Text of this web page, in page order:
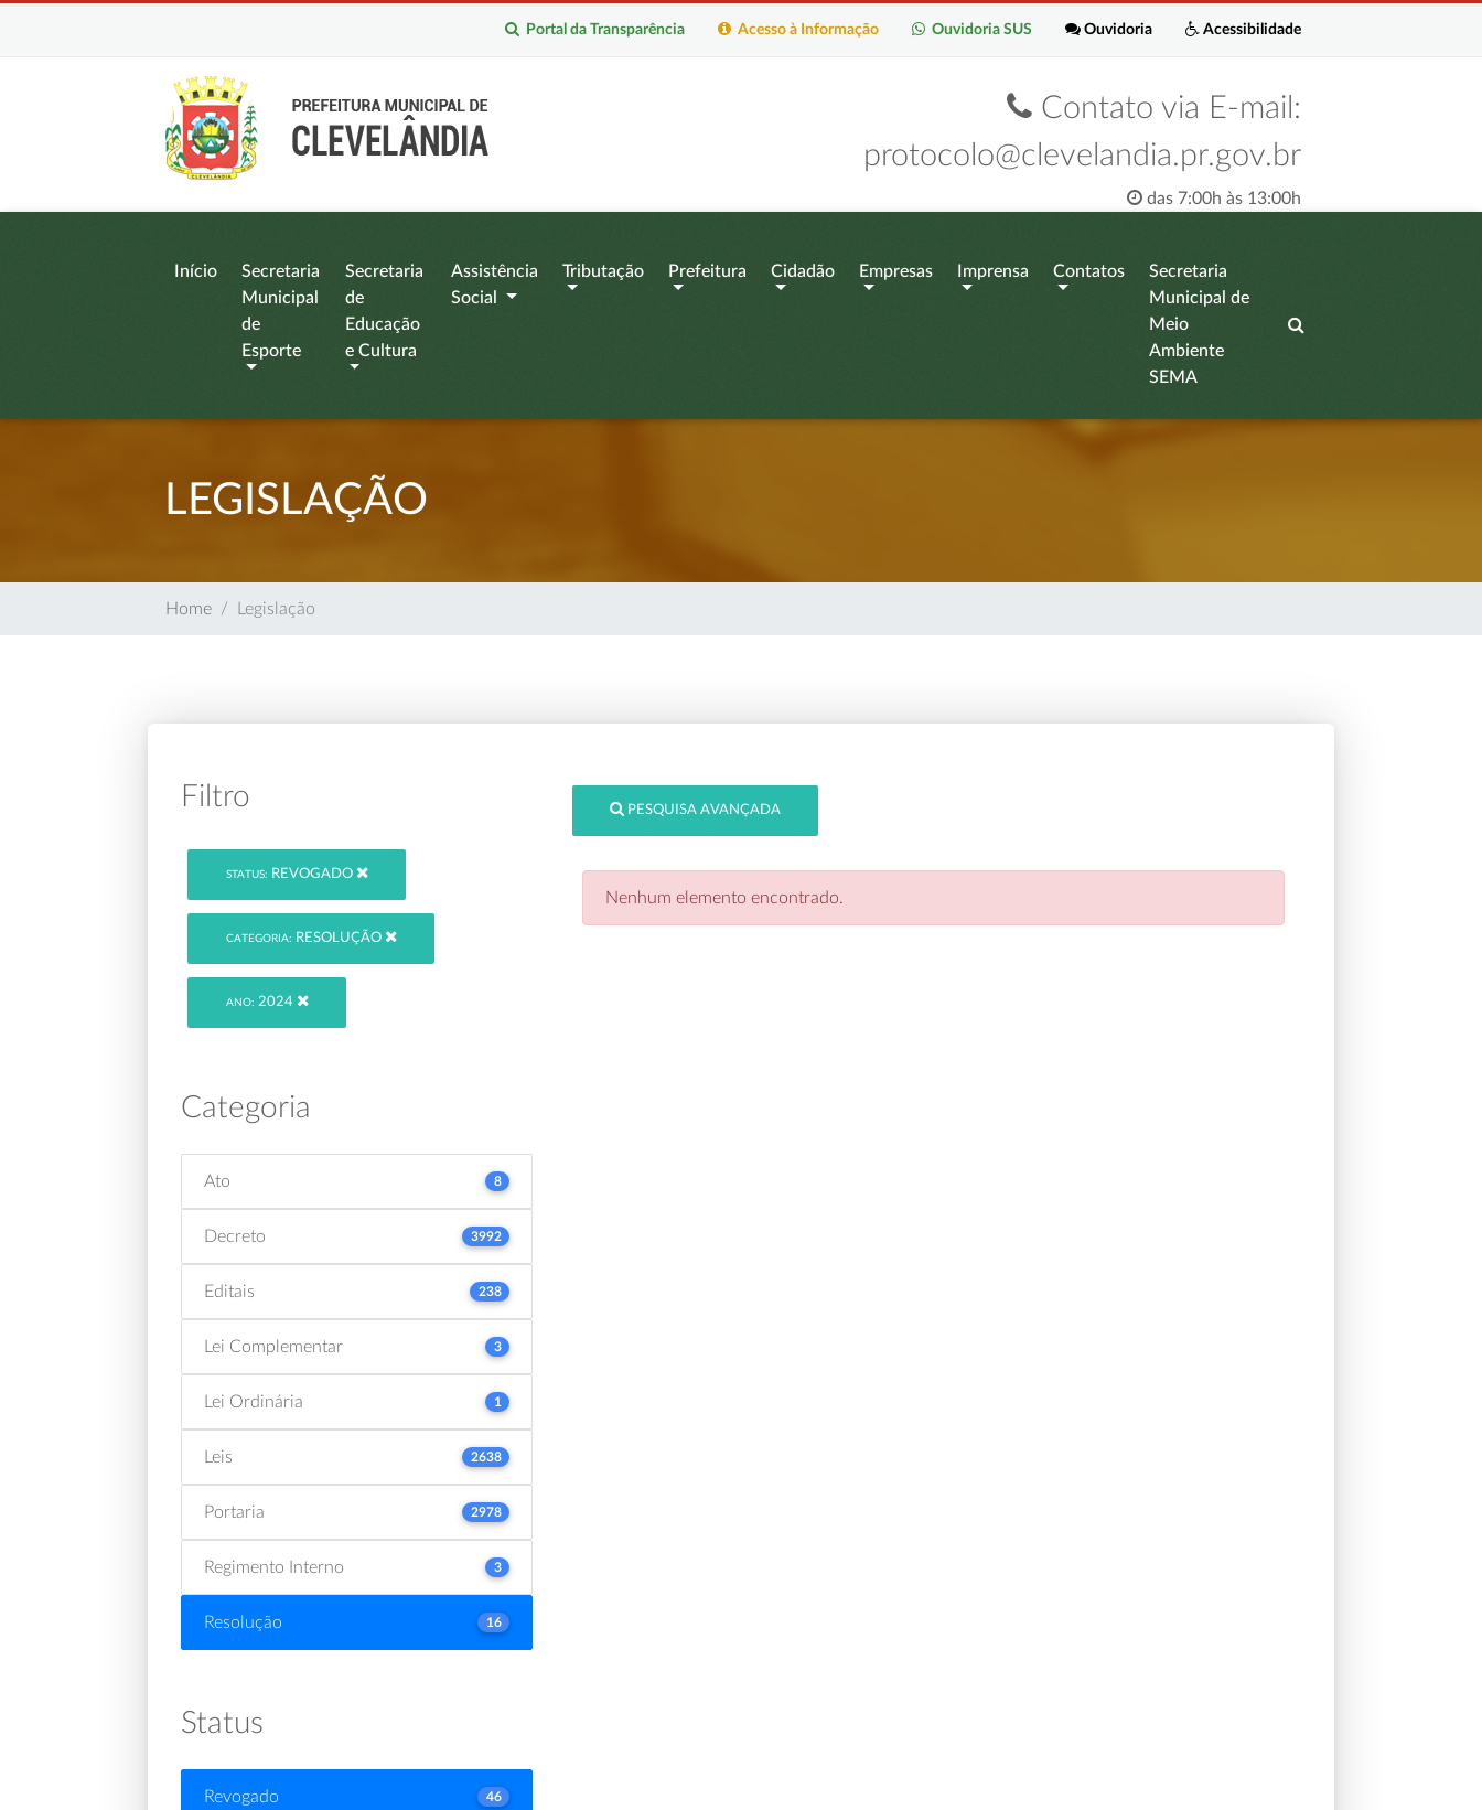
Acessibilidade
Ouvidoria
Ouvidoria SUS
Acesso à Informação
Portal da Transparência
Contato via E-mail:
protocolo@clevelandia.pr.gov.br
das 7:00h às 13:00h
Início
Secretaria
Municipal
de
Esporte
Secretaria
de
Educação
e Cultura
Assistência
Social
Tributação Prefeitura Cidadão Empresas Imprensa Contatos
Secretaria
Municipal de
Meio
Ambiente
SEMA
LEGISLAÇÃO
Home Legislação
Filtro
STATUS: REVOGADO
CATEGORIA: RESOLUÇÃO
ANO: 2024
Categoria
Ato 8
Decreto 3992
Editais 238
Lei Complementar 3
Lei Ordinária 1
Leis 2638
Portaria 2978
Regimento Interno 3
Resolução 16
Status
Revogado 46
PESQUISA AVANÇADA
Nenhum elemento encontrado.